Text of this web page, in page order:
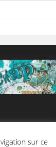
sur ce